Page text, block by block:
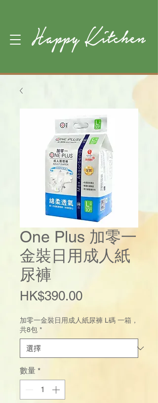
One Plus 加零一
金裝日用成人紙
尿褲
HK$390.00價
加零一金裝日用成人紙尿褲 L碼 一箱，
共8包 *
數量 *